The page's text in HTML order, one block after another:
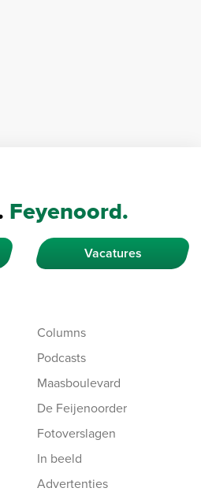
Feyenoord.
Vacatures
Columns
Podcasts
Maasboulevard
De Feijenoorder
Fotoverslagen
In beeld
Advertenties